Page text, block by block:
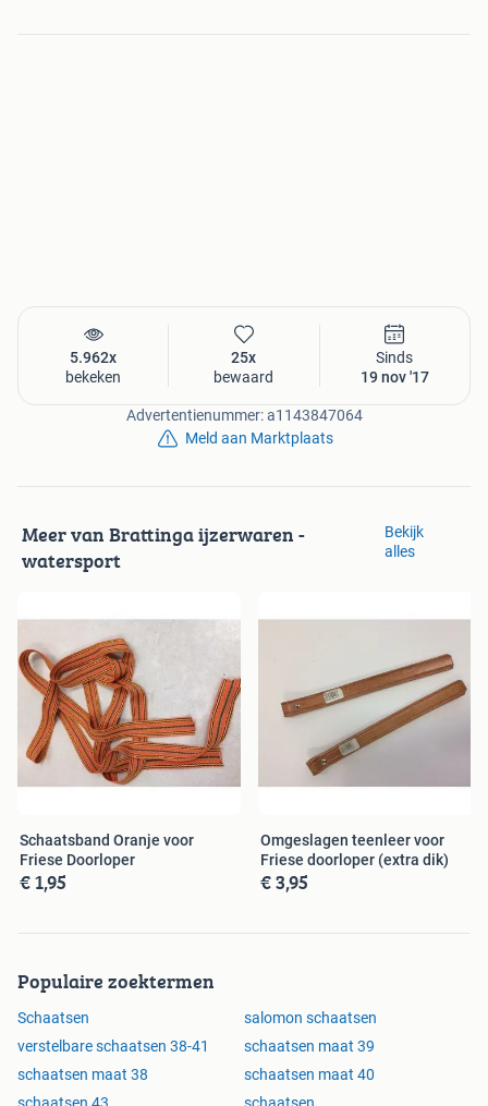
5.962x
bekeken
25x
bewaard
Sinds
19 nov '17
Advertentienummer: a1143847064
Meld aan Marktplaats
Meer van Brattinga ijzerwaren -
watersport
Bekijk
alles
Schaatsband Oranje voor
Friese Doorloper
€ 1,95
Omgeslagen teenleer voor
Friese doorloper (extra dik)
€ 3,95
Populaire zoektermen
Schaatsen
salomon schaatsen
verstelbare schaatsen 38-41
schaatsen maat 39
schaatsen maat 38
schaatsen maat 40